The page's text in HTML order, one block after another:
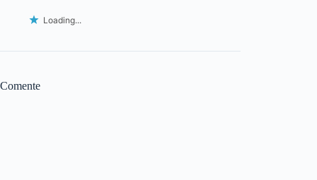
Loading...
Comente